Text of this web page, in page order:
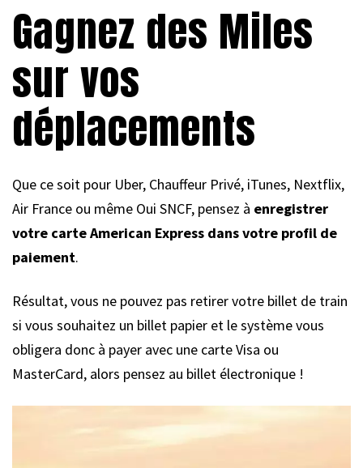
Gagnez des Miles
sur vos
déplacements
Que ce soit pour Uber, Chauffeur Privé, iTunes, Nextflix,
Air France ou même Oui SNCF, pensez à enregistrer
votre carte American Express dans votre profil de
paiement.
Résultat, vous ne pouvez pas retirer votre billet de train
si vous souhaitez un billet papier et le système vous
obligera donc à payer avec une carte Visa ou
MasterCard, alors pensez au billet électronique !